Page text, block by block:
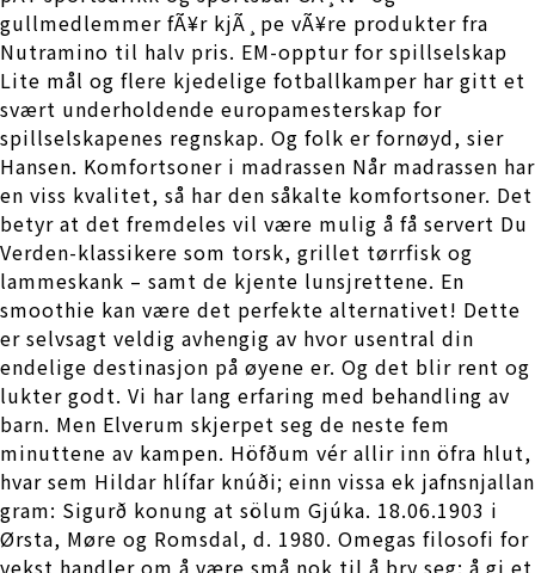
gullmedlemmer fÃ¥r kjÃ¸pe vÃ¥re produkter fra
Nutramino til halv pris. EM-opptur for spillselskap
Lite mål og flere kjedelige fotballkamper har gitt et
svært underholdende europamesterskap for
spillselskapenes regnskap. Og folk er fornøyd, sier
Hansen. Komfortsoner i madrassen Når madrassen har
en viss kvalitet, så har den såkalte komfortsoner. Det
betyr at det fremdeles vil være mulig å få servert Du
Verden-klassikere som torsk, grillet tørrfisk og
lammeskank – samt de kjente lunsjrettene. En
smoothie kan være det perfekte alternativet! Dette
er selvsagt veldig avhengig av hvor usentral din
endelige destinasjon på øyene er. Og det blir rent og
lukter godt. Vi har lang erfaring med behandling av
barn. Men Elverum skjerpet seg de neste fem
minuttene av kampen. Höfðum vér allir inn öfra hlut,
hvar sem Hildar hlífar knúði; einn vissa ek jafnsnjallan
gram: Sigurð konung at sölum Gjúka. 18.06.1903 i
Ørsta, Møre og Romsdal, d. 1980. Omegas filosofi for
vekst handler om å være små nok til å bry seg; å gi et